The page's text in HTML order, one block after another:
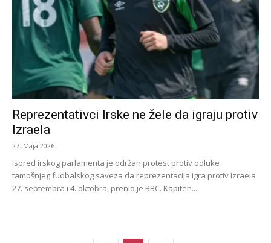
Reprezentativci Irske ne žele da igraju protiv
Izraela
27. Maja 2026.
Ispred irskog parlamenta je održan protest protiv odluke
tamošnjeg fudbalskog saveza da reprezentacija igra protiv Izraela
27. septembra i 4. oktobra, prenio je BBC. Kapiten...